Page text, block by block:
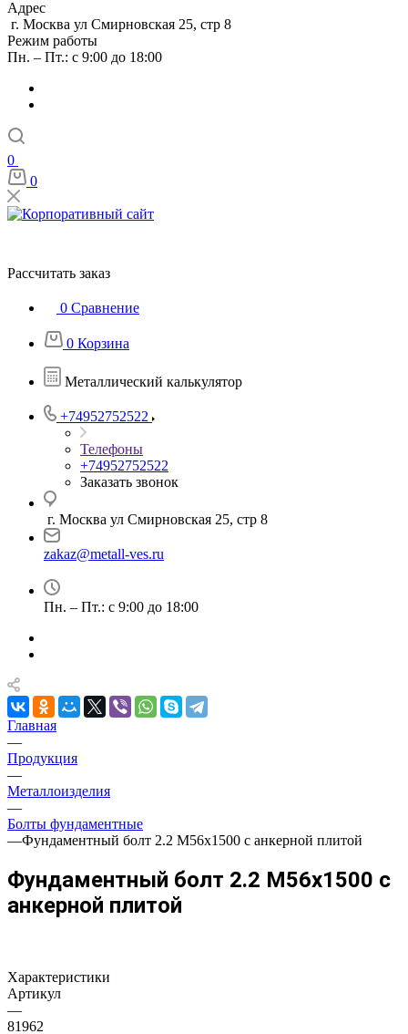
Адрес
г. Москва ул Смирновская 25, стр 8
Режим работы
Пн. – Пт.: с 9:00 до 18:00
0
0
Рассчитать заказ
0 Сравнение
0 Корзина
Металлический калькулятор
+74952752522
Телефоны
+74952752522
Заказать звонок
г. Москва ул Смирновская 25, стр 8
zakaz@metall-ves.ru
Пн. – Пт.: с 9:00 до 18:00
Главная
—
Продукция
—
Металлоизделия
—
Болты фундаментные
—Фундаментный болт 2.2 М56х1500 с анкерной плитой
Фундаментный болт 2.2 М56х1500 с
анкерной плитой
Характеристики
Артикул
—
81962